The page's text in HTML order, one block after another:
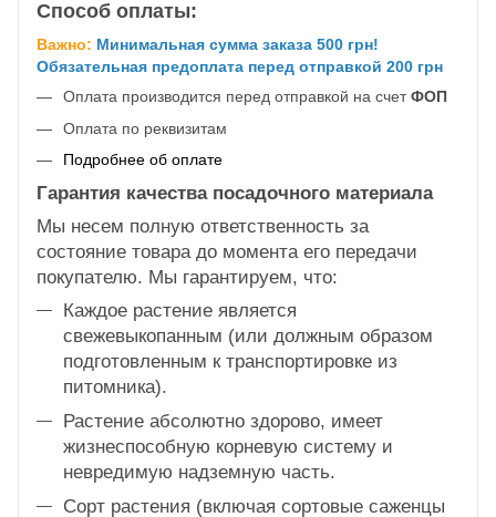
Способ оплаты:
Важно: Минимальная сумма заказа 500 грн!
Обязательная предоплата перед отправкой 200 грн
Оплата производится перед отправкой на счетФОП
Оплата по реквизитам
Подробнее об оплате
Гарантия качества посадочного материала
Мы несем полную ответственность за
состояние товара до момента его передачи
покупателю. Мы гарантируем, что:
Каждое растение является
свежевыкопанным (или должным образом
подготовленным к транспортировке из
питомника).
Растение абсолютно здорово, имеет
жизнеспособную корневую систему и
невредимую надземную часть.
Сорт растения (включая сортовые саженцы